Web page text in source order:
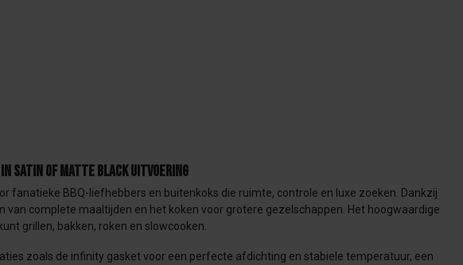
in satin of matte black uitvoering
fanatieke BBQ-liefhebbers en buitenkoks die ruimte, controle en luxe zoeken. Dankzij
complete maaltijden en het koken voor grotere gezelschappen. Het hoogwaardige
grillen, bakken, roken en slowcooken.
zoals de infinity gasket voor een perfecte afdichting en stabiele temperatuur, een